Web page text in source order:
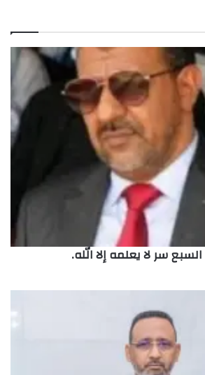
سر لا يعلمه إلا الله.